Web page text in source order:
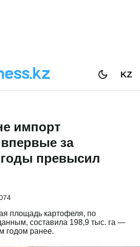
KZ
импорт
за
превысил
площадь картофеля, по
составила 198,9 тыс. га —
годом ранее.